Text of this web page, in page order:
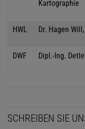
Kartographie
HWL Dr. Hagen
DWF Dipl.-Ing.
SCHREIBEN SIE